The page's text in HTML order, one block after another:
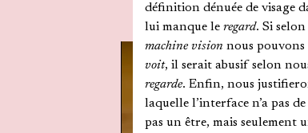
définition dénuée de visage
lui manque le regard. Si
machine vision nous pouvons
voit, il serait abusif selon
regarde. Enfin, nous
laquelle l’interface n’a pas
pas un être, mais seulement